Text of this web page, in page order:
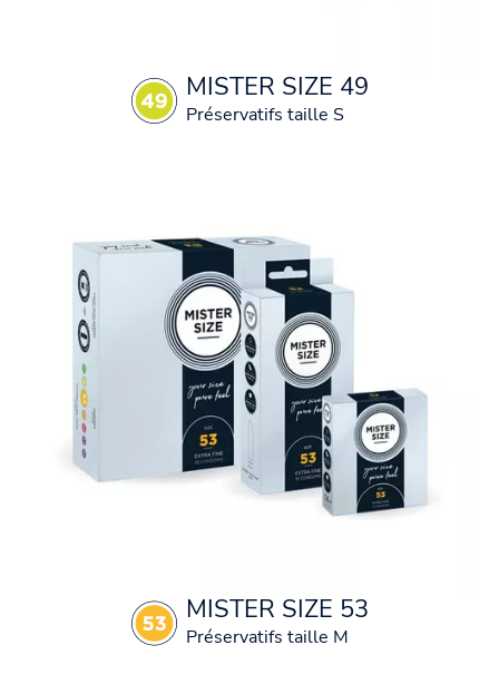
MISTER SIZE 49
Préservatifs taille S
MISTER SIZE 53
Préservatifs taille M